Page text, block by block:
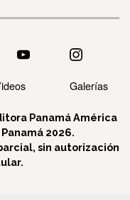
Galerías
Panamá América
2026.
sin autorización